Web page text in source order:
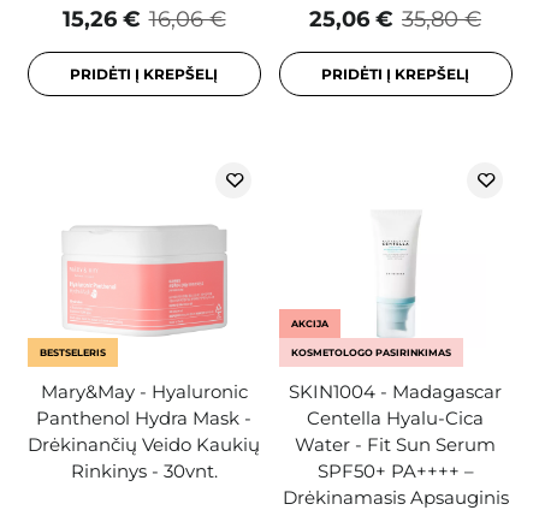
16,06 €
15,26 €
PRIDĖTI Į KREPŠELĮ
35,80 €
25,06 €
PRIDĖTI Į KREPŠELĮ
BESTSELERIS
Mary&May - Hyaluronic
Panthenol Hydra Mask -
Drėkinančių Veido Kaukių
Rinkinys - 30vnt.
AKCIJA
KOSMETOLOGO PASIRINKIMAS
SKIN1004 - Madagascar
Centella Hyalu-Cica
Water - Fit Sun Serum
SPF50+ PA++++ –
Drėkinamasis Apsauginis